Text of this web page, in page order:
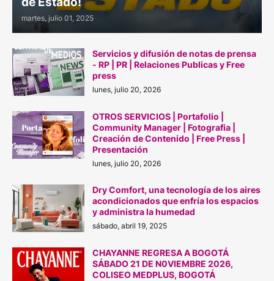
martes, julio 01, 2025
Servicios y difusión de notas de prensa
- RP | PR | Relaciones Publicas y Free
press
lunes, julio 20, 2026
OTROS SERVICIOS | Portafolio |
Community Manager | Fotografia |
Creación de Contenido | Free Press |
Presentación
lunes, julio 20, 2026
Dry Comfort, una tecnología de los aires
acondicionados que enfría los espacios
y administra la humedad
sábado, abril 19, 2025
CHAYANNE REGRESA A BOGOTÁ
SÁBADO 21 DE N0VIEMBRE 2026,
COLISEO MEDPLUS, BOGOTÁ